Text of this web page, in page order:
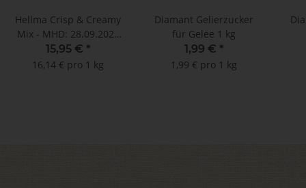
Hellma Crisp & Creamy
Mix - MHD: 28.09.2024
(200 Stück)
15,95 € *
16,14 € pro 1 kg
Diamant Gelierzucker
für Gelee 1 kg
1,99 € *
1,99 € pro 1 kg